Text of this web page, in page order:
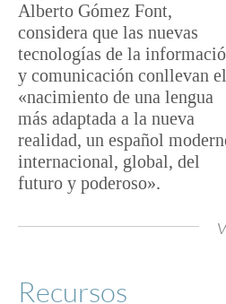
Alberto Gómez Font,
considera que las nuevas
tecnologías de la
y comunicación conllevan el
«nacimiento de una lengua
más adaptada a la nueva
realidad, un español
internacional, global, del
futuro y poderoso».
Recursos